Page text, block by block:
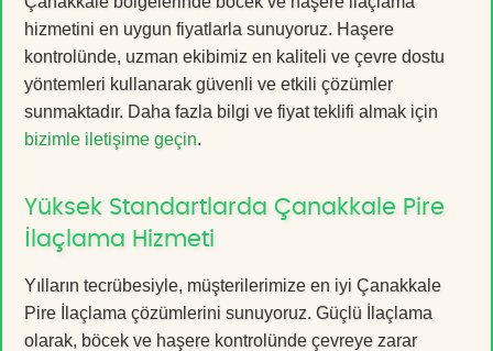
hizmetini en uygun fiyatlarla sunuyoruz. Haşere
kontrolünde, uzman ekibimiz en kaliteli ve çevre dostu
yöntemleri kullanarak güvenli ve etkili çözümler
sunmaktadır. Daha fazla bilgi ve fiyat teklifi almak için
bizimle iletişime geçin.
Yüksek Standartlarda Çanakkale Pire
İlaçlama Hizmeti
Yılların tecrübesiyle, müşterilerimize en iyi Çanakkale
Pire İlaçlama çözümlerini sunuyoruz. Güçlü İlaçlama
olarak, böcek ve haşere kontrolünde çevreye zarar